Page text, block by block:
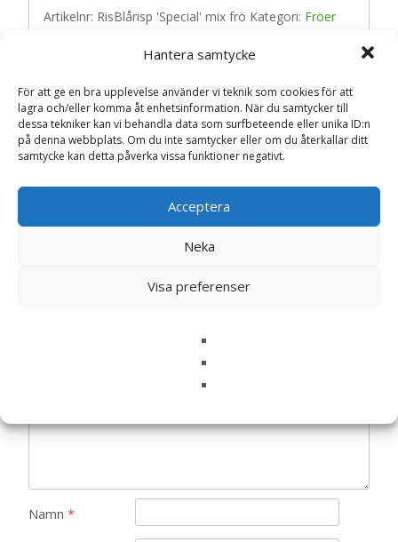
Hantera samtycke
För att ge en bra upplevelse använder vi teknik som cookies för att
lagra och/eller komma åt enhetsinformation. När du samtycker till
dessa tekniker kan vi behandla data som surfbeteende eller unika ID:n
på denna webbplats. Om du inte samtycker eller om du återkallar ditt
samtycke kan detta påverka vissa funktioner negativt.
Acceptera
Neka
Visa preferenser
Artikelnr: RisBlårisp 'Special' mix frö Kategori: Fröer
Recensioner
Bli först med att recensera ”RisBlårisp
Din e-postadress kommer inte publiceras.
Namn *